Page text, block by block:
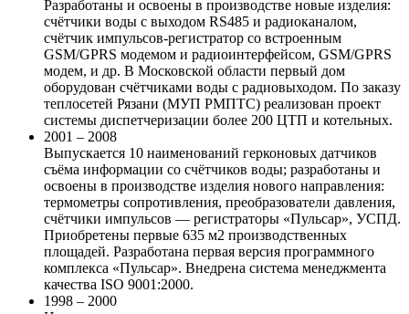
Разработаны и освоены в производстве новые изделия:
счётчики воды с выходом RS485 и радиоканалом,
счётчик импульсов-регистратор со встроенным
GSM/GPRS модемом и радиоинтерфейсом, GSM/GPRS
модем, и др. В Московской области первый дом
оборудован счётчиками воды с радиовыходом. По заказу
теплосетей Рязани (МУП РМПТС) реализован проект
системы диспетчеризации более 200 ЦТП и котельных.
2001 – 2008
Выпускается 10 наименований герконовых датчиков
съёма информации со счётчиков воды; разработаны и
освоены в производстве изделия нового направления:
термометры сопротивления, преобразователи давления,
счётчики импульсов — регистраторы «Пульсар», УСПД.
Приобретены первые 635 м2 производственных
площадей. Разработана первая версия программного
комплекса «Пульсар». Внедрена система менеджмента
качества ISO 9001:2000.
1998 – 2000